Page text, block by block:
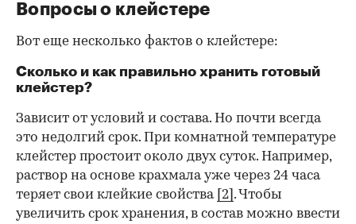
Вопросы о клейстере
Вот еще несколько фактов о клейстере:
Сколько и как правильно хранить готовый
клейстер?
Зависит от условий и состава. Но почти всегда
это недолгий срок. При комнатной температуре
клейстер простоит около двух суток. Например,
раствор на основе крахмала уже через 24 часа
теряет свои клейкие свойства [2] . Чтобы
увеличить срок хранения, в состав можно ввести